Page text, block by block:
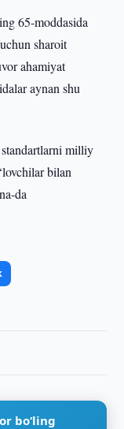
65-moddasida
sharoit
ahamiyat
aynan shu
milliy
bilan
da
bo‘ling